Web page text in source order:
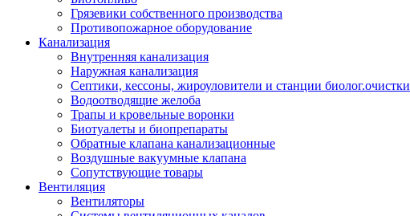
Грязевики собственного производства
Противопожарное оборудование
Канализация
Внутренняя канализация
Наружная канализация
Септики, кессоны, жироуловители и станции биолог.очистки
Водоотводящие желоба
Трапы и кровельные воронки
Биотуалеты и биопрепараты
Обратные клапана канализационные
Воздушные вакуумные клапана
Сопутствующие товары
Вентиляция
Вентиляторы